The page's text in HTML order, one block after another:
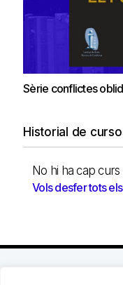
Sèrie conflictes
Historial de
No hi ha cap
Vols desfer tots